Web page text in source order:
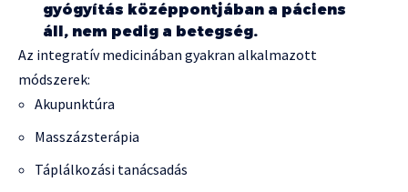
gyógyítás középpontjában a páciens
áll, nem pedig a betegség.
Az integratív medicinában gyakran alkalmazott
módszerek:
Akupunktúra
Masszázsterápia
Táplálkozási tanácsadás